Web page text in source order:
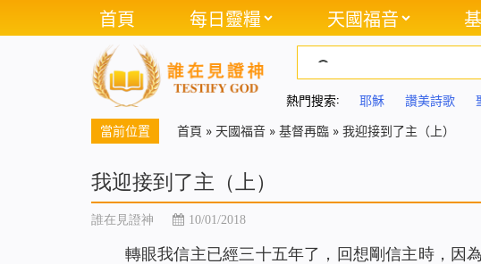
首頁 每日靈糧 天國福音
熱門搜索: 耶穌 讚美詩歌
當前位置 首頁 » 天國福音 » 基督再臨 » 我迎接到了主（上）
我迎接到了主（上）
誰在見證神 10/01/2018
轉眼我信主已經三十五年了，回想剛信主時，因